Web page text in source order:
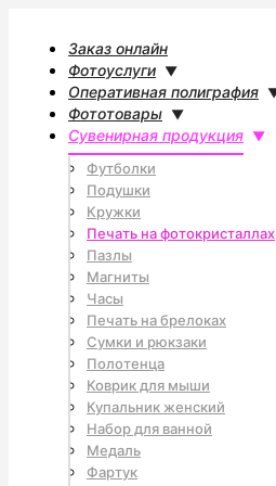
Заказ онлайн
Фотоуслуги
Оперативная полиграфия
Фототовары
Сувенирная продукция
Футболки
Подушки
Кружки
Печать на фотокристаллах
Пазлы
Магниты
Часы
Печать на брелоках
Сумки и рюкзаки
Полотенца
Коврик для мыши
Купальник женский
Набор для ванной
Медаль
Фартук